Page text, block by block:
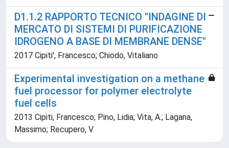
D1.1.2 RAPPORTO TECNICO "INDAGINE DI
MERCATO DI SISTEMI DI PURIFICAZIONE
IDROGENO A BASE DI MEMBRANE DENSE"
2017 Cipiti', Francesco; Chiodo, Vitaliano
Experimental investigation on a methane
fuel processor for polymer electrolyte
fuel cells
2013 Cipiti, Francesco; Pino, Lidia; Vita, A.; Lagana,
Massimo; Recupero, V.